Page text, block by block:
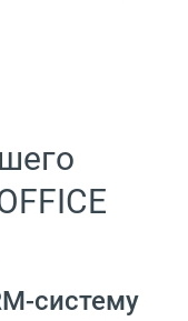
систему